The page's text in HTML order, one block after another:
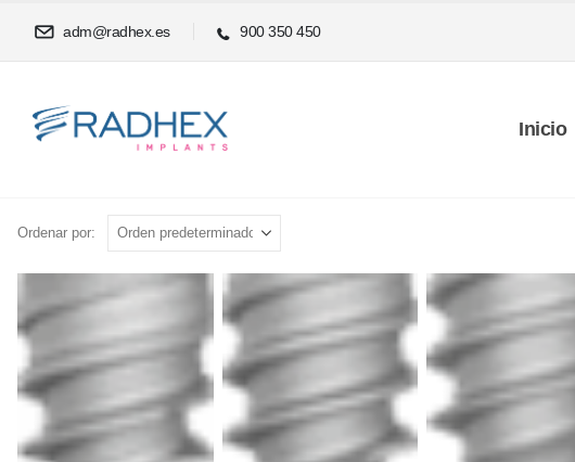
adm@radhex.es 900 350 450
Inicio
Ordenar por: